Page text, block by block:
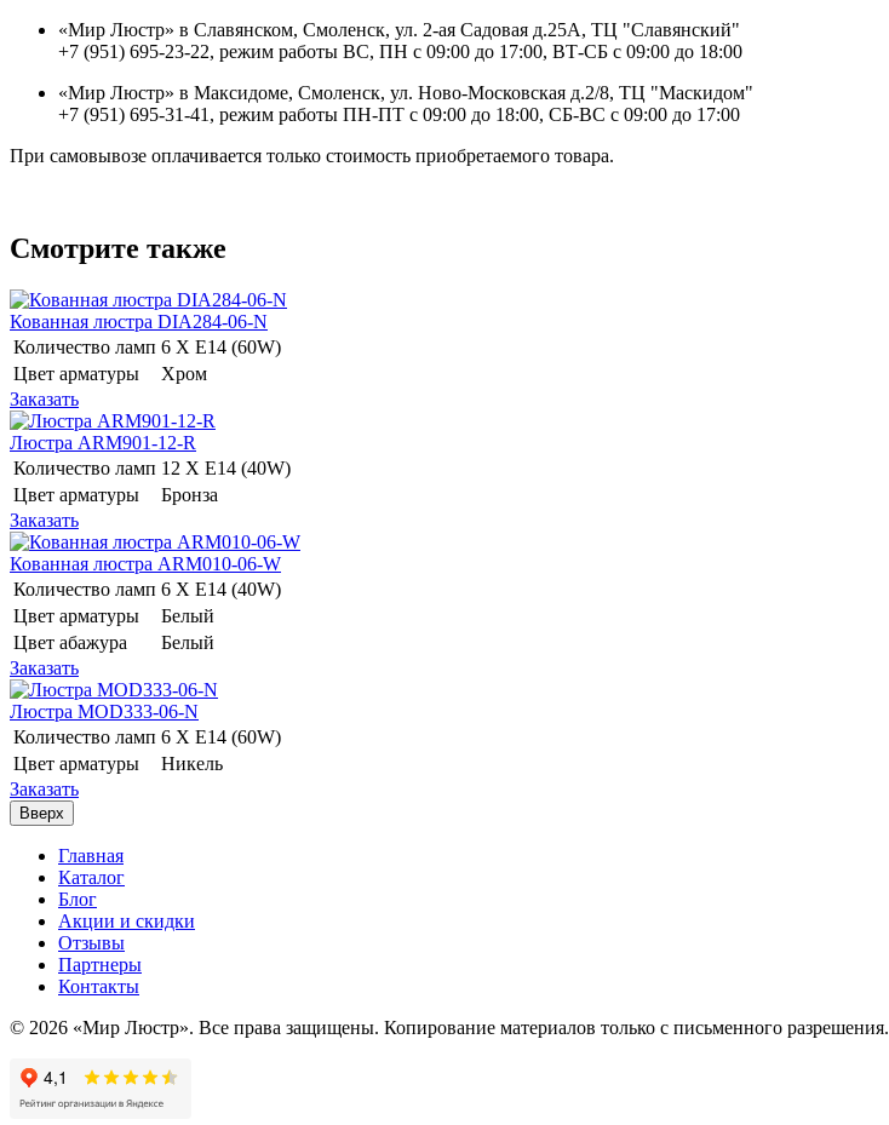
«Мир Люстр» в Славянском, Смоленск, ул. 2-ая Садовая д.25А, ТЦ "Славянский"
+7 (951) 695-23-22, режим работы ВС, ПН с 09:00 до 17:00, ВТ-СБ с 09:00 до 18:00
«Мир Люстр» в Максидоме, Смоленск, ул. Ново-Московская д.2/8, ТЦ "Маскидом"
+7 (951) 695-31-41, режим работы ПН-ПТ с 09:00 до 18:00, СБ-ВС с 09:00 до 17:00
При самовывозе оплачивается только стоимость приобретаемого товара.
Смотрите также
Кованная люстра DIA284-06-N
Количество ламп 6 Х E14 (60W)
Цвет арматуры
Хром
Заказать
Люстра ARM901-12-R
Количество ламп 12 Х E14 (40W)
Цвет арматуры
Бронза
Заказать
Кованная люстра ARM010-06-W
Количество ламп 6 Х E14 (40W)
Цвет арматуры
Белый
Цвет абажура
Белый
Заказать
Люстра MOD333-06-N
Количество ламп 6 Х E14 (60W)
Цвет арматуры
Никель
Заказать
Вверх
Главная
Каталог
Блог
Акции и скидки
Отзывы
Партнеры
Контакты
© 2026 «Мир Люстр». Все права защищены. Копирование материалов только с письменного разрешения.